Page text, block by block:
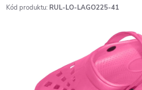
Kód produktu: RUL-LO-LAGO225-41